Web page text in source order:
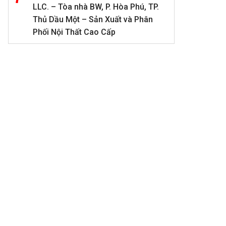
LLC. – Tòa nhà BW, P. Hòa Phú, TP.
Thủ Dầu Một – Sản Xuất và Phân
Phối Nội Thất Cao Cấp